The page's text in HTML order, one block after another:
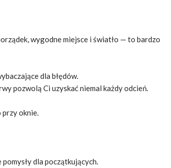
wygodne miejsce i światło — to bardzo
dla błędów.
pozwolą Ci uzyskać niemal każdy odcień.
przy oknie.
dla początkujących.